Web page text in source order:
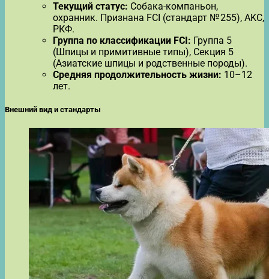
Текущий статус: Собака-компаньон,
охранник. Признана FCI (стандарт № 255), AKC,
РКФ.
Группа по классификации FCI: Группа 5
(Шпицы и примитивные типы), Секция 5
(Азиатские шпицы и родственные породы).
Средняя продолжительность жизни: 10–12
лет.
Внешний вид и стандарты